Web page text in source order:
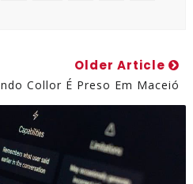
Older Article
Collor É Preso Em Maceió